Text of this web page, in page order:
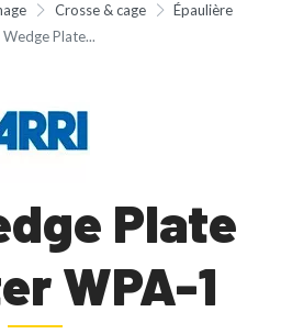
Crosse & cage
Épaulière
Wedge Plate...
Plate
WPA-1